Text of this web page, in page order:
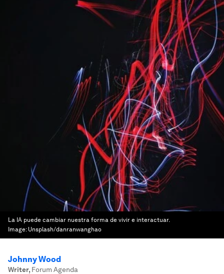
La IA puede cambiar nuestra forma de vivir e interactuar.
Image: Unsplash/danranwanghao
Johnny Wood
Writer, Forum Agenda